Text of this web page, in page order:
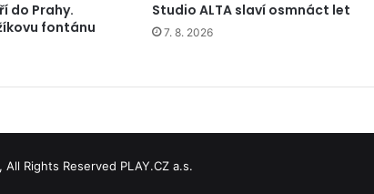
do Prahy.
fontánu
Studio ALTA slaví osmnáct let
7. 8. 2026
Rights Reserved PLAY.CZ a.s.